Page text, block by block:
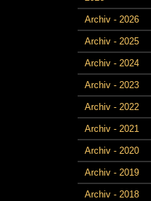
Archiv - 2026
Archiv - 2025
Archiv - 2024
Archiv - 2023
Archiv - 2022
Archiv - 2021
Archiv - 2020
Archiv - 2019
Archiv - 2018